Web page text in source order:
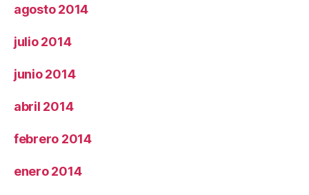
agosto 2014
julio 2014
junio 2014
abril 2014
febrero 2014
enero 2014